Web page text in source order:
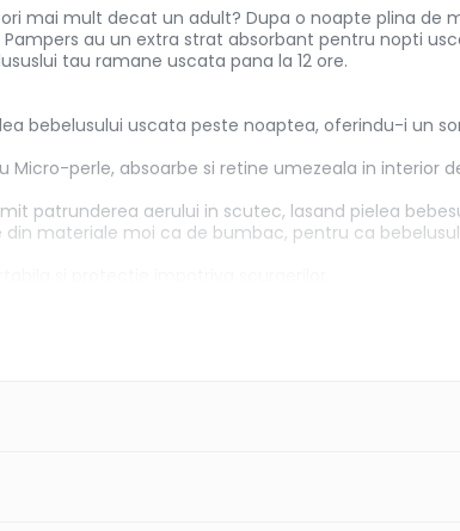
mai mult decat un adult? Dupa o noapte plina de
au un extra strat absorbant pentru nopti
tau ramane uscata pana la 12 ore.
bebelusului uscata peste noaptea, oferindu-i un
Micro-perle, absoarbe si retine umezeala in interior
patrunderea aerului in scutec, lasand pielea
din materiale moi ca de bumbac, pentru ca